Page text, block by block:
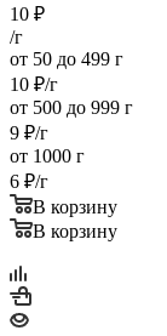
10 ₽
/г
от 50 до 499 г
10 ₽/г
от 500 до 999 г
9 ₽/г
от 1000 г
6 ₽/г
В корзину
В корзину